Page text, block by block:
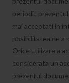
periodic
mai acceptati in
posibilitatea de a
Orice utilizare a
considerata un
prezentul